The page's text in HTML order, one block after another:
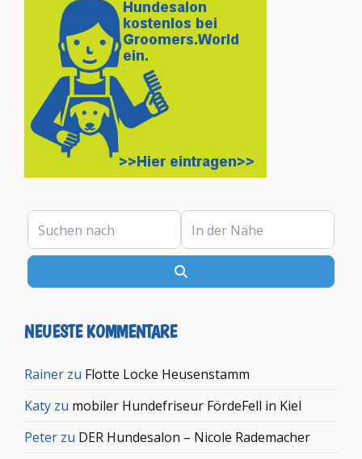
Suchen nach In der Nähe
NEUESTE KOMMENTARE
Rainer zu Flotte Locke Heusenstamm
Katy zu mobiler Hundefriseur FördeFell in Kiel
Peter zu DER Hundesalon – Nicole Rademacher